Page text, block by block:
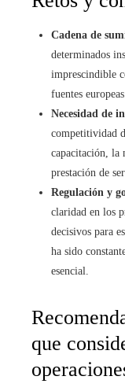
Cadena de
determinados
imprescindible
fuentes
Necesidad de
competitividad
capacitación, la
prestación de
Regulación y
claridad en los
decisivos para
ha sido
esencial.
que